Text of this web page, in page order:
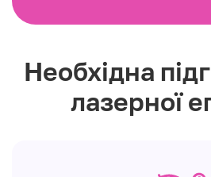
Необхідна
лазерної